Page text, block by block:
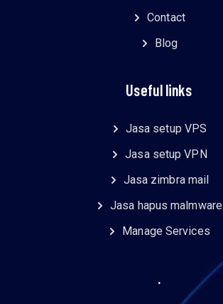
Contact
Blog
Useful links
Jasa setup VPS
Jasa setup VPN
Jasa zimbra mail
Jasa hapus malmware
Manage Services
.